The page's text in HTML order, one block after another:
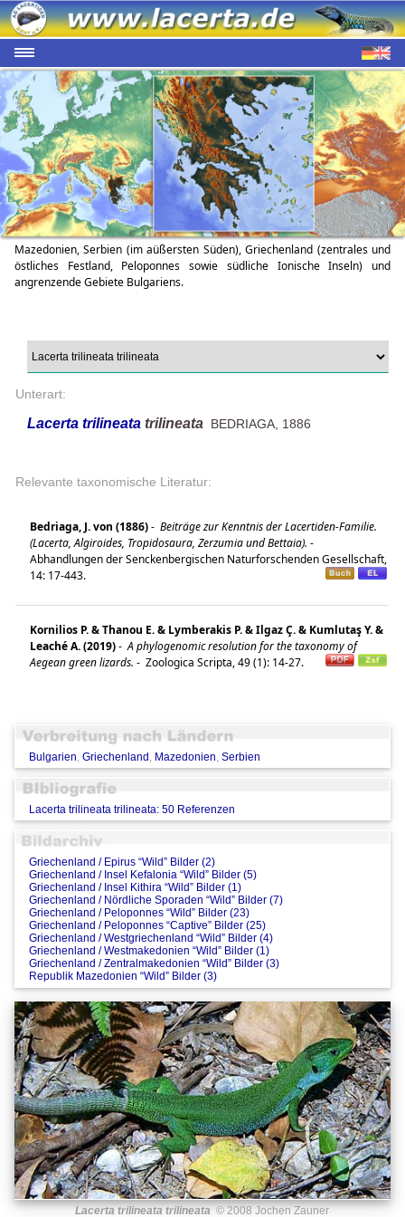
Mazedonien, Serbien (im aüßersten Süden), Griechenland (zentrales und
östliches Festland, Peloponnes sowie südliche Ionische Inseln) und
angrenzende Gebiete Bulgariens.
Unterart:
Lacerta trilineata trilineata BEDRIAGA, 1886
Relevante taxonomische Literatur:
Bedriaga, J. von (1886)- Beiträge zur Kenntnis der Lacertiden-Familie.
(Lacerta, Algiroides, Tropidosaura, Zerzumia und Bettaia). -
Abhandlungen der Senckenbergischen Naturforschenden Gesellschaft,
14: 17-443.
Kornilios P. & Thanou E. & Lymberakis P. & Ilgaz Ç. & Kumlutaş Y. &
Leaché A. (2019)- A phylogenomic resolution for the taxonomy of
Aegean green lizards. - Zoologica Scripta, 49 (1): 14-27.
Bulgarien, Griechenland , Mazedonien, Serbien
Lacerta trilineata trilineata: 50 Referenzen
Griechenland / Epirus “Wild” Bilder (2)
Griechenland / Insel Kefalonia “Wild” Bilder (5)
Griechenland / Insel Kithira “Wild” Bilder (1)
Griechenland / Nördliche Sporaden “Wild” Bilder (7)
Griechenland / Peloponnes “Wild” Bilder (23)
Griechenland / Peloponnes “Captive” Bilder (25)
Griechenland / Westgriechenland “Wild” Bilder (4)
Griechenland / Westmakedonien “Wild” Bilder (1)
Griechenland / Zentralmakedonien “Wild” Bilder (3)
Republik Mazedonien “Wild” Bilder (3)
Lacerta trilineata trilineata © 2008 Jochen Zauner